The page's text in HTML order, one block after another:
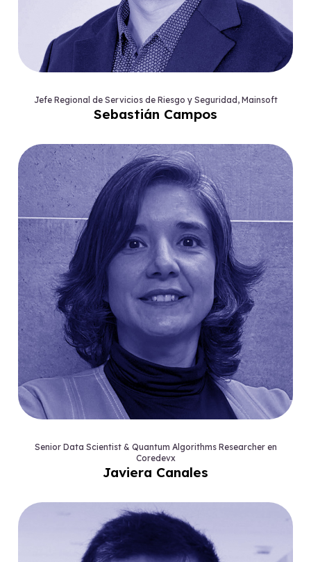
Jefe Regional de Servicios de Riesgo y Seguridad, Mainsoft
Sebastián Campos
Senior Data Scientist & Quantum Algorithms Researcher en
Coredevx
Javiera Canales